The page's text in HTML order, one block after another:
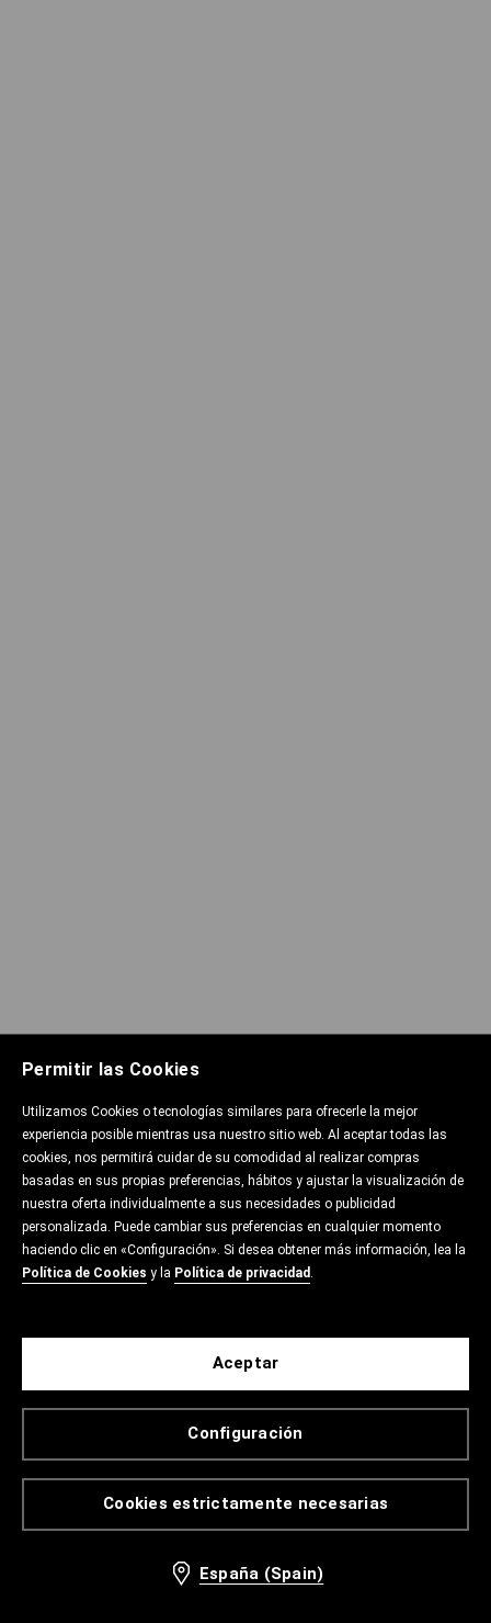
Permitir las Cookies
Utilizamos Cookies o tecnologías similares para ofrecerle la mejor
experiencia posible mientras usa nuestro sitio web. Al aceptar todas las
cookies, nos permitirá cuidar de su comodidad al realizar compras
basadas en sus propias preferencias, hábitos y ajustar la visualización de
nuestra oferta individualmente a sus necesidades o publicidad
personalizada. Puede cambiar sus preferencias en cualquier momento
haciendo clic en «Configuración». Si desea obtener más información, lea la
Política de Cookies y la Política de privacidad.
Cookies estrictamente necesarias
Configuración
Aceptar
España (Spain)